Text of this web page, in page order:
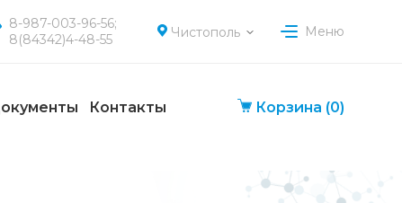
8-987-003-96-56;
8(84342)4-48-55
Чистополь Меню
Контакты Корзина (0)